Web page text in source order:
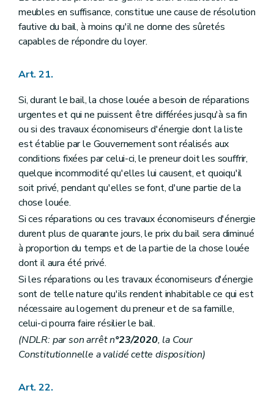
meubles en suffisance, constitue une cause de résolution
fautive du bail, à moins qu'il ne donne des sûretés
capables de répondre du loyer.
Art. 21.
Si, durant le bail, la chose louée a besoin de réparations
urgentes et qui ne puissent être différées jusqu'à sa fin
ou si des travaux économiseurs d'énergie dont la liste
est établie par le Gouvernement sont réalisés aux
conditions fixées par celui-ci, le preneur doit les souffrir,
quelque incommodité qu'elles lui causent, et quoiqu'il
soit privé, pendant qu'elles se font, d'une partie de la
chose louée.
Si ces réparations ou ces travaux économiseurs d'énergie
durent plus de quarante jours, le prix du bail sera diminué
à proportion du temps et de la partie de la chose louée
dont il aura été privé.
Si les réparations ou les travaux économiseurs d'énergie
sont de telle nature qu'ils rendent inhabitable ce qui est
nécessaire au logement du preneur et de sa famille,
celui-ci pourra faire résilier le bail.
(NDLR: par son arrêt n°23/2020, la Cour
Constitutionnelle a validé cette disposition)
Art. 22.